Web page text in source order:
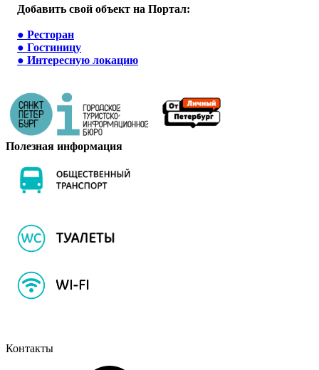
Добавить свой объект на Портал:
● Ресторан
● Гостиницу
● Интересную локацию
Полезная информация
Контакты